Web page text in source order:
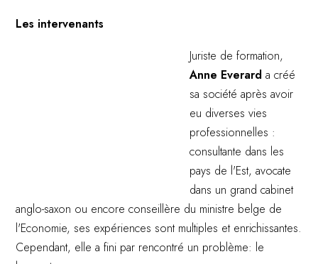
Les intervenants
Juriste de formation,
Anne Everard a créé
sa société après avoir
eu diverses vies
professionnelles :
consultante dans les
pays de l'Est, avocate
dans un grand cabinet
anglo-saxon ou encore conseillère du ministre belge de
l'Economie, ses expériences sont multiples et enrichissantes.
Cependant, elle a fini par rencontré un problème: le